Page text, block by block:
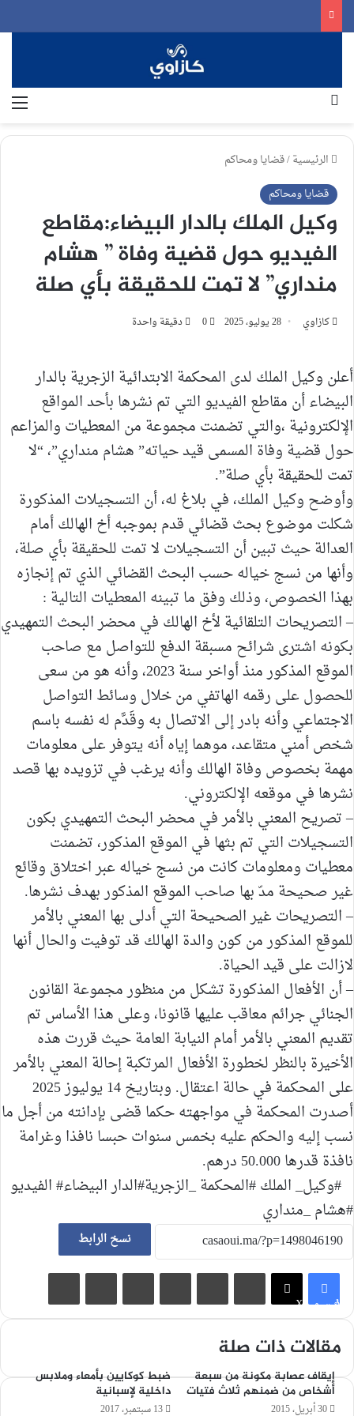
الرئيسية/قضايا ومحاكم
قضايا ومحاكم
وكيل الملك بالدار البيضاء:مقاطع
الفيديو حول قضية وفاة ” هشام
منداري” لا تمت للحقيقة بأي صلة
كازاوي 28 يوليو، 2025 0 دقيقة واحدة
أعلن وكيل الملك لدى المحكمة الابتدائية الزجرية بالدار
البيضاء أن مقاطع الفيديو التي تم نشرها بأحد المواقع
الإلكترونية ،والتي تضمنت مجموعة من المعطيات والمزاعم
حول قضية وفاة المسمى قيد حياته” هشام منداري”، “لا
تمت للحقيقة بأي صلة”.
وأوضح وكيل الملك، في بلاغ له، أن التسجيلات المذكورة
شكلت موضوع بحث قضائي قدم بموجبه أخ الهالك أمام
العدالة حيث تبين أن التسجيلات لا تمت للحقيقة بأي صلة،
وأنها من نسج خياله حسب البحث القضائي الذي تم إنجازه
بهذا الخصوص، وذلك وفق ما تبينه المعطيات التالية :
– التصريحات التلقائية لأخ الهالك في محضر البحث التمهيدي
بكونه اشترى شرائح مسبقة الدفع للتواصل مع صاحب
الموقع المذكور منذ أواخر سنة 2023، وأنه هو من سعى
للحصول على رقمه الهاتفي من خلال وسائط التواصل
الاجتماعي وأنه بادر إلى الاتصال به وقَدَّم له نفسه باسم
شخص أمني متقاعد، موهما إياه أنه يتوفر على معلومات
مهمة بخصوص وفاة الهالك وأنه يرغب في تزويده بها قصد
نشرها في موقعه الإلكتروني.
– تصريح المعني بالأمر في محضر البحث التمهيدي بكون
التسجيلات التي تم بثها في الموقع المذكور، تضمنت
معطيات ومعلومات كانت من نسج خياله عبر اختلاق وقائع
غير صحيحة مدّ بها صاحب الموقع المذكور بهدف نشرها.
– التصريحات غير الصحيحة التي أدلى بها المعني بالأمر
للموقع المذكور من كون والدة الهالك قد توفيت والحال أنها
لازالت على قيد الحياة.
– أن الأفعال المذكورة تشكل من منظور مجموعة القانون
الجنائي جرائم معاقب عليها قانونا، وعلى هذا الأساس تم
تقديم المعني بالأمر أمام النيابة العامة حيث قررت هذه
الأخيرة بالنظر لخطورة الأفعال المرتكبة إحالة المعني بالأمر
على المحكمة في حالة اعتقال. وبتاريخ 14 يوليوز 2025
أصدرت المحكمة في مواجهته حكما قضى بإدانته من أجل ما
نسب إليه والحكم عليه بخمس سنوات حبسا نافذا وغرامة
نافذة قدرها 50.000 درهم.
#وكيل_ الملك #المحكمة _الزجرية#الدار البيضاء# الفيديو
#هشام _منداري
نسخ الرابط
فيسبوك
X
لينكدإن بينتيريست
مقالات ذات صلة
إيقاف عصابة مكونة من سبعة
أشخاص من ضمنهم ثلاث فتيات
30 أبريل، 2015
ضبط كوكايين بأمعاء وملابس
داخلية لإسبانية
13 سبتمبر، 2017